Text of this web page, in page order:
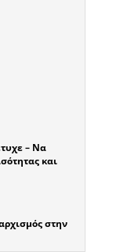
– Να
και
στην